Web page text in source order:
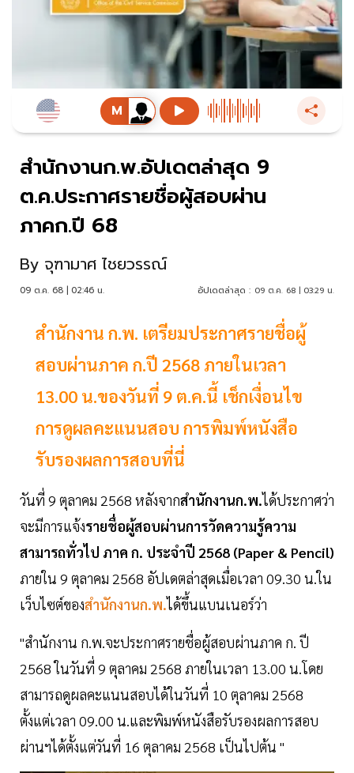
สำนักงานก.พ.อัปเดตล่าสุด 9
ต.ค.ประกาศรายชื่อผู้สอบผ่าน
ภาคก.ปี 68
By จุฑามาศ ไชยวรรณ์
09 ต.ค. 68 | 02:46 น. อัปเดตล่าสุด : 09 ต.ค. 68 | 03:29 น.
สำนักงาน ก.พ. เตรียมประกาศรายชื่อผู้
สอบผ่านภาค ก.ปี 2568 ภายในเวลา
13.00 น.ของวันที่ 9 ต.ค.นี้ เช็กเงื่อนไข
การดูผลคะแนนสอบ การพิมพ์หนังสือ
รับรองผลการสอบที่นี่
วันที่ 9 ตุลาคม 2568 หลังจากสำนักงานก.พ.ได้ประกาศว่า
จะมีการแจ้งรายชื่อผู้สอบผ่านการวัดความรู้ความ
สามารถทั่วไป ภาค ก. ประจำปี 2568 (Paper & Pencil)
ภายใน 9 ตุลาคม 2568 อัปเดตล่าสุดเมื่อเวลา 09.30 น.ใน
เว็บไซต์ของสำนักงานก.พ.ได้ขึ้นแบนเนอร์ว่า
"สำนักงาน ก.พ.จะประกาศรายชื่อผู้สอบผ่านภาค ก. ปี
2568 ในวันที่ 9 ตุลาคม 2568 ภายในเวลา 13.00 น.โดย
สามารถดูผลคะแนนสอบได้ในวันที่ 10 ตุลาคม 2568
ตั้งแต่เวลา 09.00 น.และพิมพ์หนังสือรับรองผลการสอบ
ผ่านฯได้ตั้งแต่วันที่ 16 ตุลาคม 2568 เป็นไปต้น "